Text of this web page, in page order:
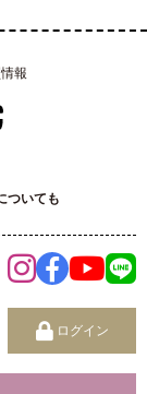
報
ついても
ログイン